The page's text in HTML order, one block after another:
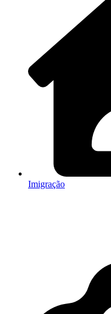
Imigração